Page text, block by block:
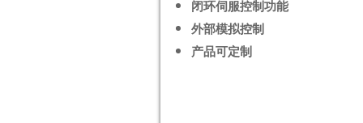
闭环伺服控制功能
外部模拟控制
产品可定制